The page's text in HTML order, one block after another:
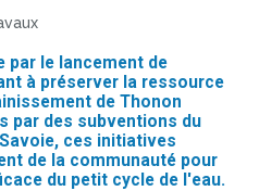
par le lancement de
à préserver la ressource
de Thonon
par des subventions du
ces initiatives
de la communauté pour
du petit cycle de l'eau.